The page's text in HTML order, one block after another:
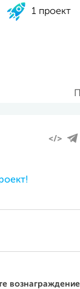
1 проект
вознаграждение